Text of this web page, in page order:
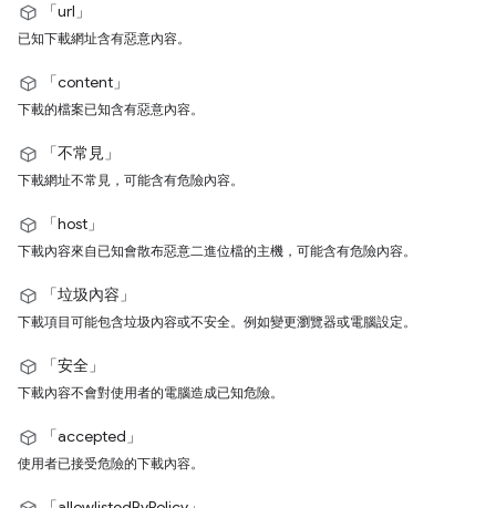
「url」
已知下載網址含有惡意內容。
「content」
下載的檔案已知含有惡意內容。
「不常見」
下載網址不常見，可能含有危險內容。
「host」
下載內容來自已知會散布惡意二進位檔的主機，可能含有危險內容。
「垃圾內容」
下載項目可能包含垃圾內容或不安全。例如變更瀏覽器或電腦設定。
「安全」
下載內容不會對使用者的電腦造成已知危險。
「accepted」
使用者已接受危險的下載內容。